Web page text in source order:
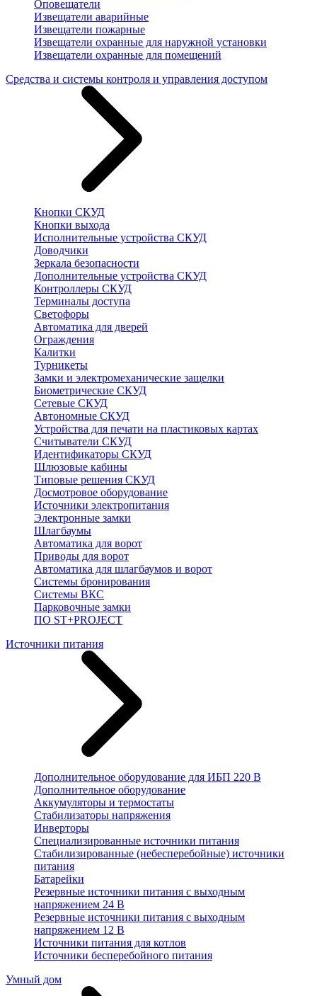
Оповещатели
Извещатели аварийные
Извещатели пожарные
Извещатели охранные для наружной установки
Извещатели охранные для помещений
Средства и системы контроля и управления доступом
Кнопки СКУД
Кнопки выхода
Исполнительные устройства СКУД
Доводчики
Зеркала безопасности
Дополнительные устройства СКУД
Контроллеры СКУД
Терминалы доступа
Светофоры
Автоматика для дверей
Ограждения
Калитки
Турникеты
Замки и электромеханические защелки
Биометрические СКУД
Сетевые СКУД
Автономные СКУД
Устройства для печати на пластиковых картах
Считыватели СКУД
Идентификаторы СКУД
Шлюзовые кабины
Типовые решения СКУД
Досмотровое оборудование
Источники электропитания
Электронные замки
Шлагбаумы
Автоматика для ворот
Приводы для ворот
Автоматика для шлагбаумов и ворот
Системы бронирования
Системы ВКС
Парковочные замки
ПО ST+PROJECT
Источники питания
Дополнительное оборудование для ИБП 220 В
Дополнительное оборудование
Аккумуляторы и термостаты
Стабилизаторы напряжения
Инверторы
Специализированные источники питания
Стабилизированные (небесперебойные) источники
питания
Батарейки
Резервные источники питания с выходным
напряжением 24 В
Резервные источники питания с выходным
напряжением 12 В
Источники питания для котлов
Источники бесперебойного питания
Умный дом